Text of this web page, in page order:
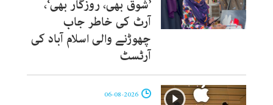
’شوق بھی، روزگار بھی‘،
آرٹ کی خاطر جاب
چھوڑنے والی اسلام آباد کی
آرٹسٹ